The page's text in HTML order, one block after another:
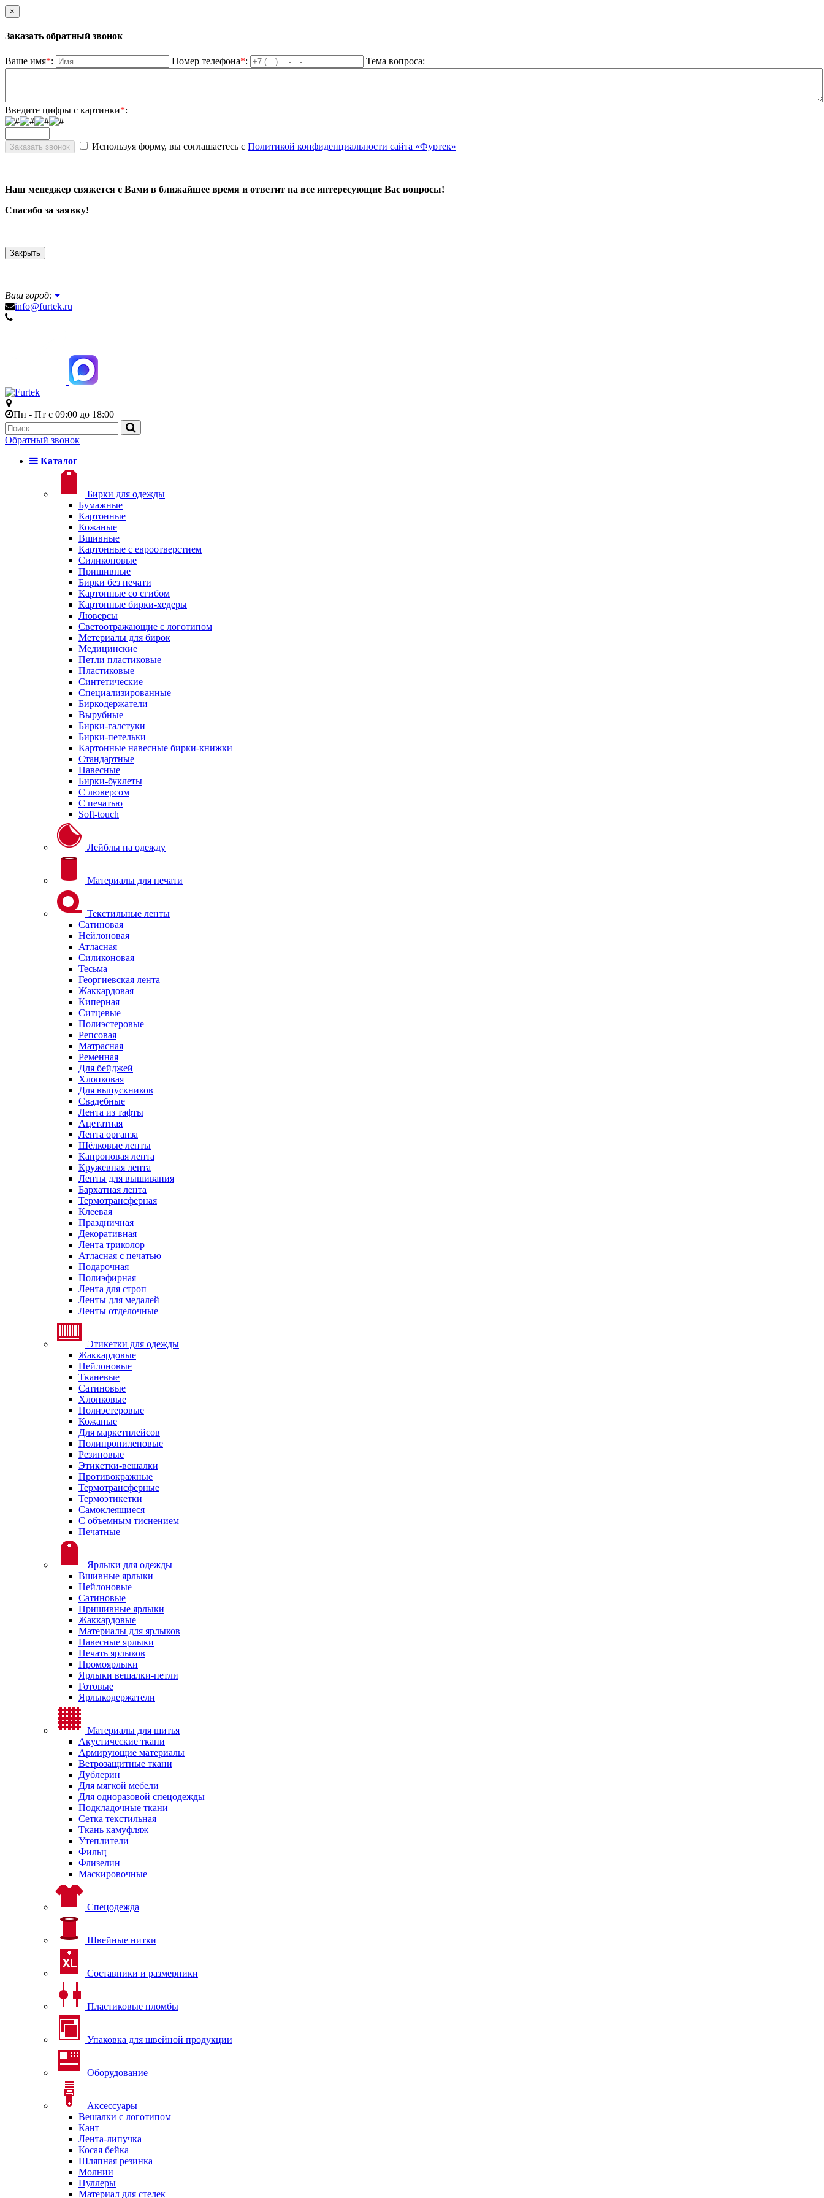
×
Заказать обратный звонок
Ваше имя*: Номер телефона*: Тема вопроса:
Введите цифры с картинки*:
Используя форму, вы соглашаетесь с Политикой конфиденциальности сайта «Фуртек»
Наш менеджер свяжется с Вами в ближайшее время и ответит на все интересующие Вас вопросы!
Спасибо за заявку!
Закрыть
Ваш город:
info@furtek.ru
Пн - Пт с 09:00 до 18:00
Обратный звонок
Каталог
Бирки для одежды
Бумажные
Картонные
Кожаные
Вшивные
Картонные с евроотверстием
Силиконовые
Пришивные
Бирки без печати
Картонные со сгибом
Картонные бирки-хедеры
Люверсы
Светоотражающие с логотипом
Метериалы для бирок
Медицинские
Петли пластиковые
Пластиковые
Синтетические
Специализированные
Биркодержатели
Вырубные
Бирки-галстуки
Бирки-петельки
Картонные навесные бирки-книжки
Стандартные
Навесные
Бирки-буклеты
С люверсом
С печатью
Soft-touch
Лейблы на одежду
Материалы для печати
Текстильные ленты
Сатиновая
Нейлоновая
Атласная
Силиконовая
Тесьма
Георгиевская лента
Жаккардовая
Киперная
Ситцевые
Полиэстеровые
Репсовая
Матрасная
Ременная
Для бейджей
Хлопковая
Для выпускников
Свадебные
Лента из тафты
Ацетатная
Лента органза
Шёлковые ленты
Капроновая лента
Кружевная лента
Ленты для вышивания
Бархатная лента
Термотрансферная
Клеевая
Праздничная
Декоративная
Лента триколор
Атласная с печатью
Подарочная
Полиэфирная
Лента для строп
Ленты для медалей
Ленты отделочные
Этикетки для одежды
Жаккардовые
Нейлоновые
Тканевые
Сатиновые
Хлопковые
Полиэстеровые
Кожаные
Для маркетплейсов
Полипропиленовые
Резиновые
Этикетки-вешалки
Противокражные
Термотрансферные
Термоэтикетки
Самоклеящиеся
С объемным тиснением
Печатные
Ярлыки для одежды
Вшивные ярлыки
Нейлоновые
Сатиновые
Пришивные ярлыки
Жаккардовые
Материалы для ярлыков
Навесные ярлыки
Печать ярлыков
Промоярлыки
Ярлыки вешалки-петли
Готовые
Ярлыкодержатели
Материалы для шитья
Акустические ткани
Армирующие материалы
Ветрозащитные ткани
Дублерин
Для мягкой мебели
Для одноразовой спецодежды
Подкладочные ткани
Сетка текстильная
Ткань камуфляж
Утеплители
Фильц
Флизелин
Маскировочные
Спецодежда
Швейные нитки
Составники и размерники
Пластиковые пломбы
Упаковка для швейной продукции
Оборудование
Аксессуары
Вешалки с логотипом
Кант
Лента-липучка
Косая бейка
Шляпная резинка
Молнии
Пуллеры
Материал для стелек